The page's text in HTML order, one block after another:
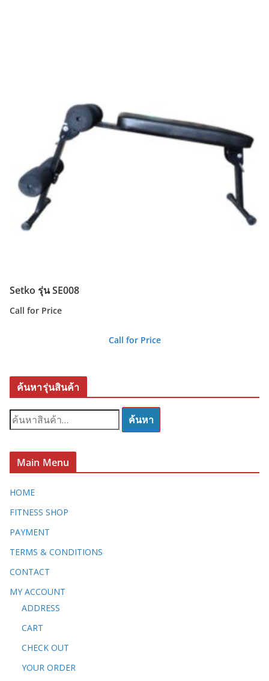
Setko รุ่น SE008
Call for Price
Call for Price
ค้นหารุ่นสินค้า
ค้
น
:
ค้นหา
Main Menu
HOME
FITNESS SHOP
PAYMENT
TERMS & CONDITIONS
CONTACT
MY ACCOUNT
ADDRESS
CART
CHECK OUT
YOUR ORDER